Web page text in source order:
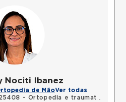
Nociti Ibanez
de MãoVer todas
- Ortopedia e traumatologia